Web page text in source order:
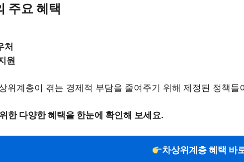
주요 혜택
처
원
위계층이 겪는 경제적 부담을 줄여주기 위해 제정된 정책
한 다양한 혜택을 한눈에 확인해 보세요.
차상위계층 혜택 바